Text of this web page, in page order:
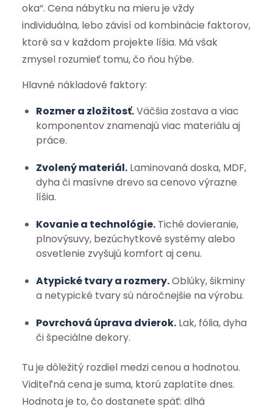
oka“. Cena nábytku na mieru je vždy
individuálna, lebo závisí od kombinácie faktorov,
ktoré sa v každom projekte líšia. Má však
zmysel rozumieť tomu, čo ňou hýbe.
Hlavné nákladové faktory:
Rozmer a zložitosť.Väčšia zostava a viac
komponentov znamenajú viac materiálu aj
práce.
Zvolený materiál.Laminovaná doska, MDF,
dyha či masívne drevo sa cenovo výrazne
líšia.
Kovanie a technológie.Tiché dovieranie,
plnovýsuvy, bezúchytkové systémy alebo
osvetlenie zvyšujú komfort aj cenu.
Atypické tvary a rozmery.Oblúky, šikminy
a netypické tvary sú náročnejšie na výrobu.
Povrchová úprava dvierok.Lak, fólia, dyha
či špeciálne dekory.
Tu je dôležitý rozdiel medzi cenou a hodnotou.
Viditeľná cena je suma, ktorú zaplatíte dnes.
Hodnota je to, čo dostanete späť: dlhá